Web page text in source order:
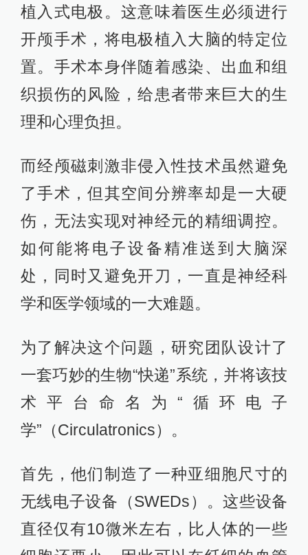
植入式电极。这意味着医生必须进行
开颅手术，将电极植入大脑的特定位
置。手术本身伴随着感染、出血和组
织损伤的风险，给患者带来巨大的生
理和心理负担。
而经颅磁刺激非侵入性技术虽然避免
了手术，但其空间分辨率却是一大硬
伤，无法实现对神经元的精细调控。
如何能将电子设备精准送到大脑深
处，同时又避免开刀，一直是神经科
学和医学领域的一大难题。
为了解决这个问题，研究团队设计了
一套巧妙的生物“快递”系统，并将该技
术平台命名为“循环电子
学”（Circulatronics）。
首先，他们制造了一种亚细胞尺寸的
无线电子设备（SWEDs）。这些设备
直径仅有10微米左右，比人体的一些